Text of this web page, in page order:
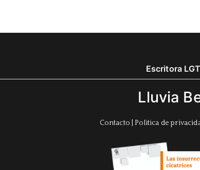
Escritora
Lluvia
Contacto Politica de